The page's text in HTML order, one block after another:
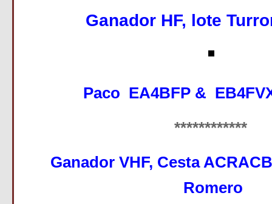
Ganador HF, lote
Paco EA4BFP &
************
Ganador VHF, Cesta
Romero